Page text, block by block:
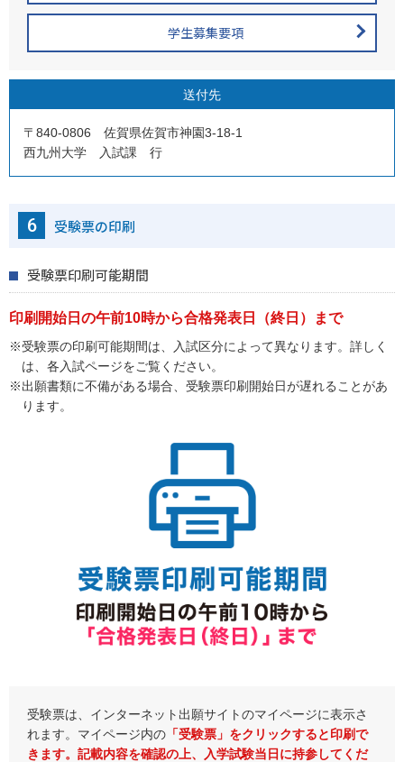
学生募集要項
送付先
〒840-0806 佐賀県佐賀市神園3-18-1
西九州大学 入試課 行
6 受験票の印刷
受験票印刷可能期間
印刷開始日の午前10時から合格発表日（終日）まで
※受験票の印刷可能期間は、入試区分によって異なります。詳しく
は、各入試ページをご覧ください。
※出願書類に不備がある場合、受験票印刷開始日が遅れることがあ
ります。
受験票は、インターネット出願サイトのマイページに表示さ
れます。マイページ内の 「受験票」をクリックすると印刷で
きます。記載内容を確認の上、入学試験当日に持参してくだ